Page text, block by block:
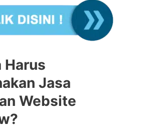
Harus
Jasa
Website